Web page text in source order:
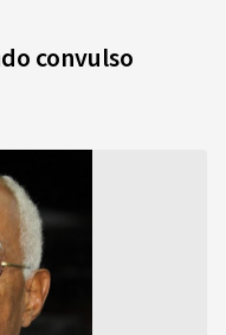
convulso